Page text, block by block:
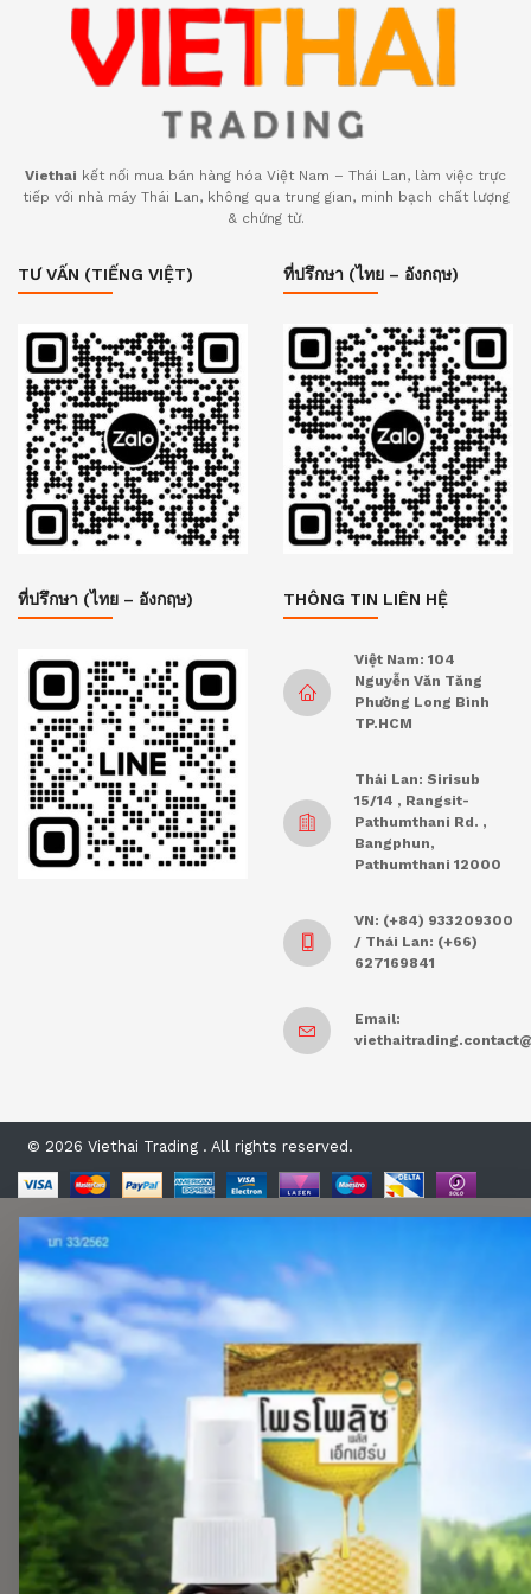
Viethai kết nối mua bán hàng hóa Việt Nam – Thái Lan, làm việc trực
tiếp với nhà máy Thái Lan, không qua trung gian, minh bạch chất lượng
& chứng từ.
TƯ VẤN (TIẾNG VIỆT) ที่ปรึกษา (ไทย – อังกฤษ)
ที่ปรึกษา (ไทย – อังกฤษ) THÔNG TIN LIÊN HỆ
Việt Nam: 104
Nguyễn Văn Tăng
Phường Long Bình
TP.HCM
Thái Lan: Sirisub
15/14 , Rangsit-
Pathumthani Rd. ,
Bangphun,
Pathumthani 12000
VN: (+84) 933209300
/ Thái Lan: (+66)
627169841
Email:
© 2026 Viethai Trading . All rights reserved.